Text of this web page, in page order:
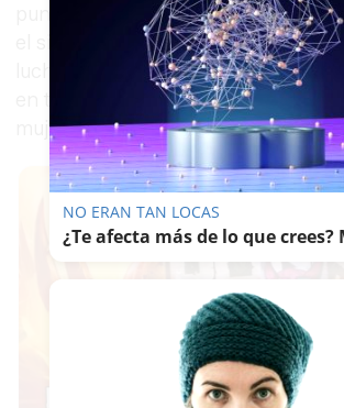
punto culminante entre los
el sindicato con el certamen, “dar
lucha por la igualdad, sus problemas
en todos los ámbitos de la vida
mujeres”.
NO ERAN TAN LOCAS
¿Te afecta más de lo que crees?